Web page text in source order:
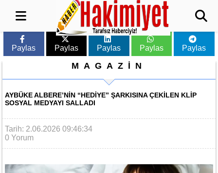
Paylas Paylas Paylas Paylas Paylas
MAGAZİN
AYBÜKE ALBERE’NIN “HEDIYE” ŞARKISINA ÇEKILEN KLIP
SOSYAL MEDYAYI SALLADI
Tarih: 2.06.2026 09:46:34
0 Yorum